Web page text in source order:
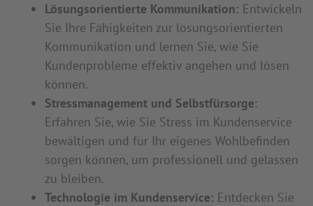
Lösungsorientierte Kommunikation: Entwickeln
Sie Ihre Fähigkeiten zur lösungsorientierten
Kommunikation und lernen Sie, wie Sie
Kundenprobleme effektiv angehen und lösen
können.
Stressmanagement und Selbstfürsorge:
Erfahren Sie, wie Sie Stress im Kundenservice
bewältigen und für Ihr eigenes Wohlbefinden
sorgen können, um professionell und gelassen
zu bleiben.
Technologie im Kundenservice: Entdecken Sie